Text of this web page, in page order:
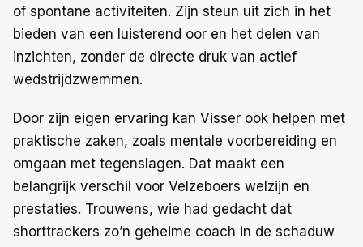
of spontane activiteiten. Zijn steun uit zich in het
bieden van een luisterend oor en het delen van
inzichten, zonder de directe druk van actief
wedstrijdzwemmen.
Door zijn eigen ervaring kan Visser ook helpen met
praktische zaken, zoals mentale voorbereiding en
omgaan met tegenslagen. Dat maakt een
belangrijk verschil voor Velzeboers welzijn en
prestaties. Trouwens, wie had gedacht dat
shorttrackers zo’n geheime coach in de schaduw